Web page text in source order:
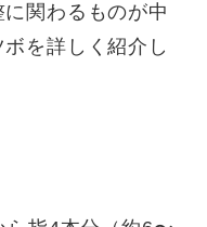
関わるものが中
を詳しく紹介し